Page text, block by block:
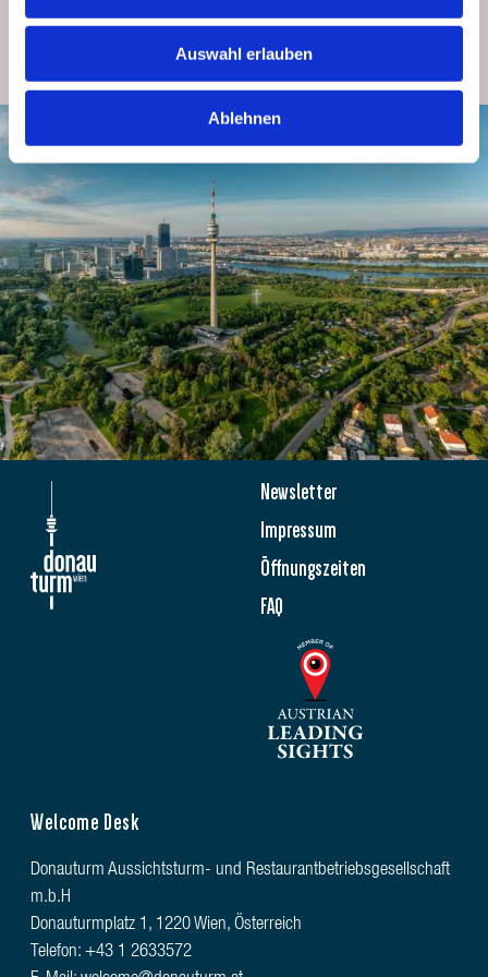
Auswahl erlauben
Ablehnen
Newsletter
Impressum
Öffnungszeiten
FAQ
Welcome Desk
Donauturm Aussichtsturm- und Restaurantbetriebsgesellschaft
m.b.H
Donauturmplatz 1, 1220 Wien, Österreich
Telefon: +43 1 2633572